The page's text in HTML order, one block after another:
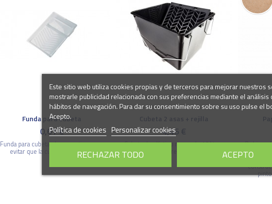
Funda para cubeta
0,61 €
Funda para cubeta, de usar y tirar, para
evitar que la cubeta se ensucie.
4,46 €
Cubeta de plástico negro de 16 litros
para pintar con rejilla escurridera.
Bobinas
dos
envolver
Este sitio web utiliza cookies propias y de terceros para mejorar nuestros
mostrarle publicidad relacionada con sus preferencias mediante el análisis
hábitos de navegación. Para dar su consentimiento sobre su uso pulse el
Acepto.
Política de cookies Personalizar cookies
RECHAZAR TODO ACEPTO